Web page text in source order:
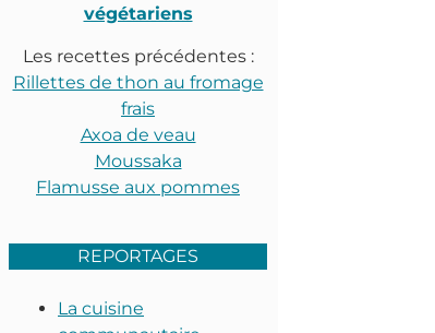
végétariens
Les recettes précédentes :
Rillettes de thon au fromage
frais
Axoa de veau
Moussaka
Flamusse aux pommes
REPORTAGES
La cuisine